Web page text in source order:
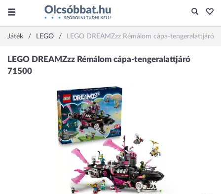
Játék LEGO LEGO DREAMZzz Rémálom cápa-tengeralattjáró